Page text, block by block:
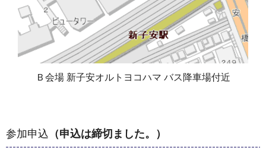
Ｂ会場 新子安オルトヨコハマ バス降車場付近
参加申込 （申込は締切ました。）